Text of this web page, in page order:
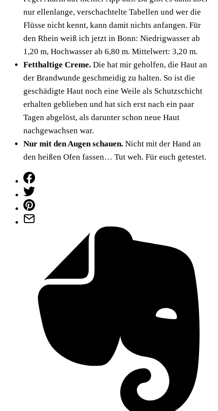
nur ellenlange, verschachtelte Tabellen und wer die
Flüsse nicht kennt, kann damit nichts anfangen. Für
den Rhein weiß ich jetzt in Bonn: Niedrigwasser ab
1,20 m, Hochwasser ab 6,80 m. Mittelwert: 3,20 m.
Fetthaltige Creme. Die hat mir geholfen, die Haut an
der Brandwunde geschmeidig zu halten. So ist die
geschädigte Haut noch eine Weile als Schutzschicht
erhalten geblieben und hat sich erst nach ein paar
Tagen abgelöst, als darunter schon neue Haut
nachgewachsen war.
Nur mit den Augen schauen. Nicht mit der Hand an
den heißen Ofen fassen… Tut weh. Für euch getestet.